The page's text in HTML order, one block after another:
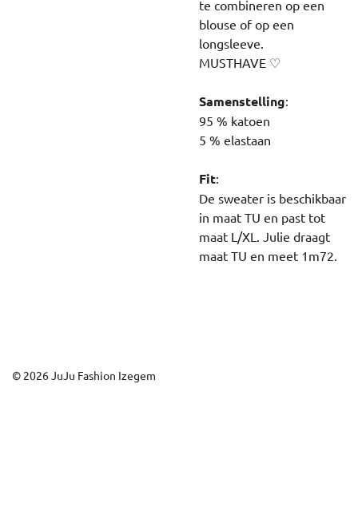
te combineren op een
blouse of op een
longsleeve.
MUSTHAVE ♡
Samenstelling:
95 % katoen
5 % elastaan
Fit:
De sweater is beschikbaar
in maat TU en past tot
maat L/XL. Julie draagt
maat TU en meet 1m72.
© 2026 JuJu Fashion Izegem